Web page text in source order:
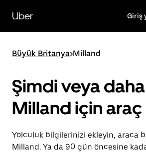
içeriğe
gidinUber Giriş
Büyük Britanya>Milland
Şimdi veya
Milland için araç
Yolculuk bilgilerinizi ekleyin, araca
Milland. Ya da 90 gün öncesine